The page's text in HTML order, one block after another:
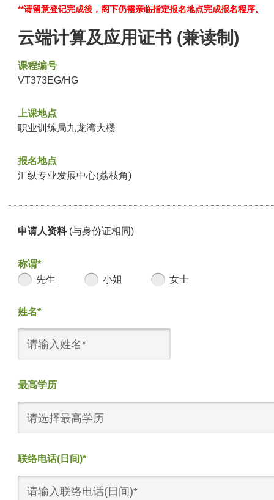
**请留意登记完成後，阁下仍需亲临指定报名地点完成报名程序。
云端计算及应用证书 (兼读制)
课程编号
VT373EG/HG
上课地点
职业训练局九龙湾大楼
报名地点
汇纵专业发展中心(荔枝角)
申请人资料 (与身份证相同)
称谓*
先生
小姐 女士
姓名*
最高学历
请选择最高学历
联络电话(日间)*